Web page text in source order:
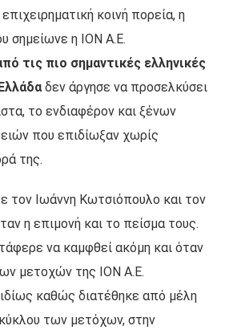
κοινή πορεία, η
σημείωνε η ΙΟΝ Α.Ε.
τις πιο σημαντικές ελληνικές
δεν άργησε να προσελκύσει
το ενδιαφέρον και ξένων
που επιδίωξαν χωρίς
της.
τον Ιωάννη Κωτσιόπουλο και τον
η επιμονή και το πείσμα τους.
να καμφθεί ακόμη και όταν
μετοχών της ΙΟΝ Α.Ε.
καθώς διατέθηκε από μέλη
των μετόχων, στην